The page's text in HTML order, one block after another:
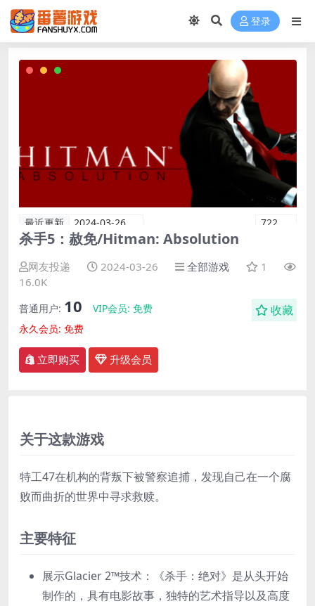
登录
最近更新 2024-03-26 722
杀手5：赦免/Hitman: Absolution
网友投递 2024-03-26 全部游戏
1
16.0K
普通用户: 10 VIP会员: 免费
永久会员: 免费
收藏
立即购买 升级会员
关于这款游戏
特工47在机构的背叛下被警察追捕，发现自己在一个腐
败而曲折的世界中寻求救赎。
主要特征
展示Glacier 2™技术：《杀手：绝对》是从头开始
制作的，具有电影故事，独特的艺术指导以及高度